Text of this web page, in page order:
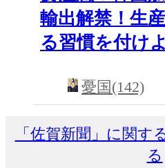
輸出解禁！生
る習慣を付け
憂国(142)
「佐賀新聞」に関す
る